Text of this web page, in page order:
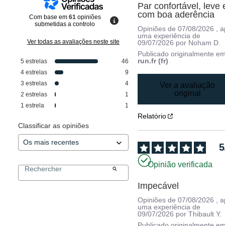
Com base em 61 opiniões
submetidas a controlo
Ver todas as avaliações neste site
5 estrelas
46
4 estrelas
9
3 estrelas
4
2 estrelas
1
1 estrela 1
Classificar as opiniões
Par confortável, leve
com boa aderência
Opiniões de07/08/2026
,
uma experiência de
09/07/2026 por Noham D.
Publicado originalmente
run.fr (fr)
Ver a avaliação
original
Relatório
5
Opinião verificada
Impecável
Opiniões de07/08/2026 ,
uma experiência de
09/07/2026 porThibault Y.